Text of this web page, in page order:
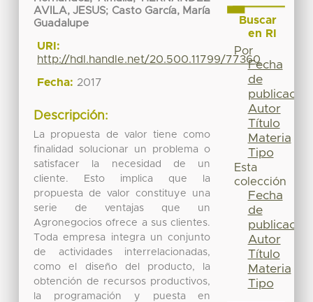
AVILA, JESUS; Casto García, María
Guadalupe
URI:
http://hdl.handle.net/20.500.11799/77360
Fecha: 2017
Descripción:
La propuesta de valor tiene como
finalidad solucionar un problema o
satisfacer la necesidad de un
cliente. Esto implica que la
propuesta de valor constituye una
serie de ventajas que un
Agronegocios ofrece a sus clientes.
Toda empresa integra un conjunto
de actividades interrelacionadas,
como el diseño del producto, la
obtención de recursos productivos,
la programación y puesta en
Buscar
en RI
Por
Fecha
de
publicación
Autor
Título
Materia
Tipo
Esta
colección
Fecha
de
publicación
Autor
Título
Materia
Tipo